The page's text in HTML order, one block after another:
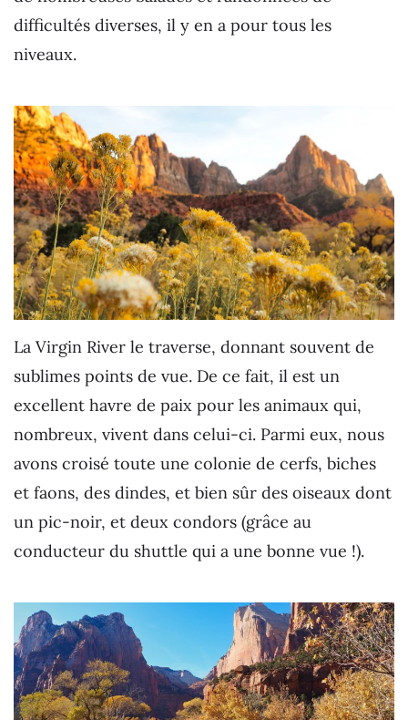
difficultés diverses, il y en a pour tous les
niveaux.
La Virgin River le traverse, donnant souvent de
sublimes points de vue. De ce fait, il est un
excellent havre de paix pour les animaux qui,
nombreux, vivent dans celui-ci. Parmi eux, nous
avons croisé toute une colonie de cerfs, biches
et faons, des dindes, et bien sûr des oiseaux dont
un pic-noir, et deux condors (grâce au
conducteur du shuttle qui a une bonne vue !).